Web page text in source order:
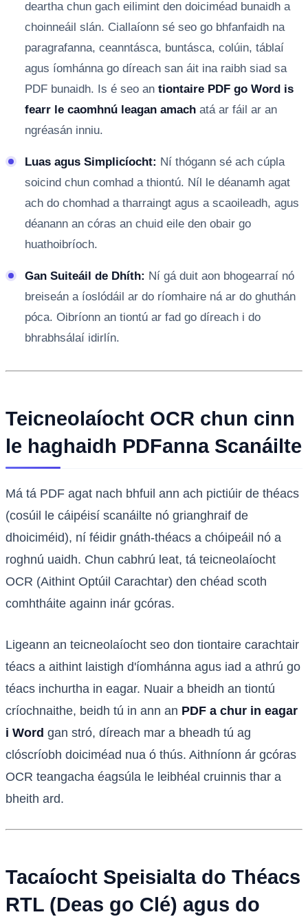
deartha chun gach eilimint den doiciméad bunaidh a
choinneáil slán. Ciallaíonn sé seo go bhfanfaidh na
paragrafanna, ceanntásca, buntásca, colúin, táblaí
agus íomhánna go díreach san áit ina raibh siad sa
PDF bunaidh. Is é seo an tiontaire PDF go Word is
fearr le caomhnú leagan amach atá ar fáil ar an
ngréasán inniu.
Luas agus Simplicíocht: Ní thógann sé ach cúpla
soicind chun comhad a thiontú. Níl le déanamh agat
ach do chomhad a tharraingt agus a scaoileadh, agus
déanann an córas an chuid eile den obair go
huathoibríoch.
Gan Suiteáil de Dhíth: Ní gá duit aon bhogearraí nó
breiseán a íoslódáil ar do ríomhaire ná ar do ghuthán
póca. Oibríonn an tiontú ar fad go díreach i do
bhrabhsálaí idirlín.
Teicneolaíocht OCR chun cinn
le haghaidh PDFanna Scanáilte
Má tá PDF agat nach bhfuil ann ach pictiúir de théacs
(cosúil le cáipéisí scanáilte nó grianghraif de
dhoiciméid), ní féidir gnáth-théacs a chóipeáil nó a
roghnú uaidh. Chun cabhrú leat, tá teicneolaíocht
OCR (Aithint Optúil Carachtar) den chéad scoth
comhtháite againn inár gcóras.
Ligeann an teicneolaíocht seo don tiontaire carachtair
téacs a aithint laistigh d'íomhánna agus iad a athrú go
téacs inchurtha in eagar. Nuair a bheidh an tiontú
críochnaithe, beidh tú in ann an PDF a chur in eagar
i Word gan stró, díreach mar a bheadh tú ag
clóscríobh doiciméad nua ó thús. Aithníonn ár gcóras
OCR teangacha éagsúla le leibhéal cruinnis thar a
bheith ard.
Tacaíocht Speisialta do Théacs
RTL (Deas go Clé) agus do